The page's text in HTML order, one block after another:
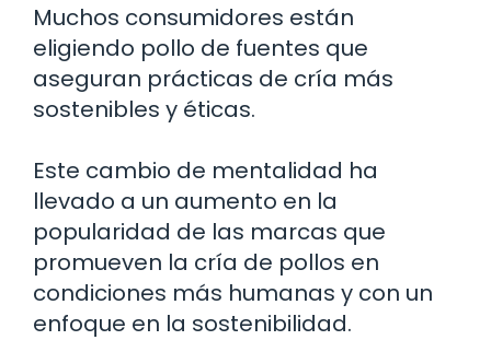
Muchos consumidores están
eligiendo pollo de fuentes que
aseguran prácticas de cría más
sostenibles y éticas.
Este cambio de mentalidad ha
llevado a un aumento en la
popularidad de las marcas que
promueven la cría de pollos en
condiciones más humanas y con un
enfoque en la sostenibilidad.